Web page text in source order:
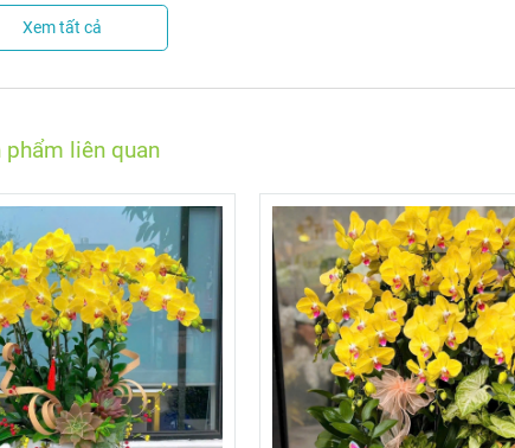
xưa, mang đến cảm giác giàu sang, phú quý khi trưng bày. Vì vậy,
vàng sẽ mang đến không khí vui tươi, tràn ngập niềm vui của
bạn thêm quyến rũ. Màu vàng quyến rũ như sưởi ấm căn nhà
cho gia đình bạn. Đó sẽ là món quà ý nghĩa để tặng bạn bè,
với Hoa Lan Hải Phòng.
Xem tất cả
phẩm liên quan